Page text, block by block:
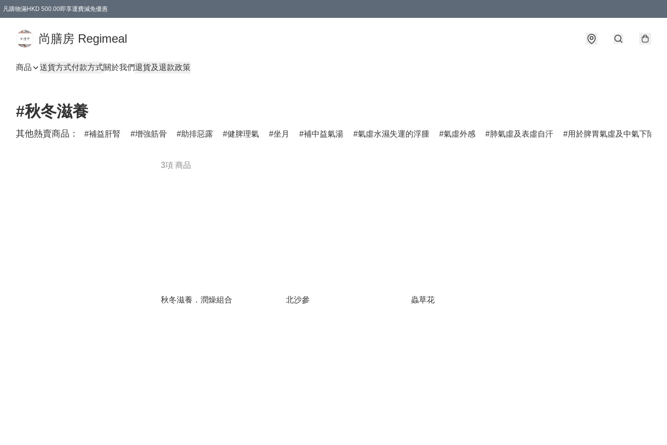
凡購物滿HKD 500.00即享運費減免優惠
尚膳房 Regimeal
商品 送貨方式付款方式關於我們退貨及退款政策
#秋冬滋養
其他熱賣商品： 補益肝腎 增強筋骨 助排惡露 健脾理氣 坐月 補中益氣湯 氣虛水濕失運的浮腫 氣虛外感 肺氣虛及表虛自汗 用於脾胃氣虛及中氣下陷諸
3項 商品
秋冬滋養．潤燥組合 北沙參 蟲草花